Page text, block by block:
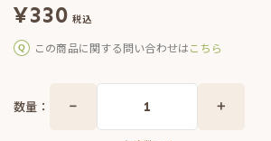
¥330 税込
この商品に関する問い合わせはこちら
数量：